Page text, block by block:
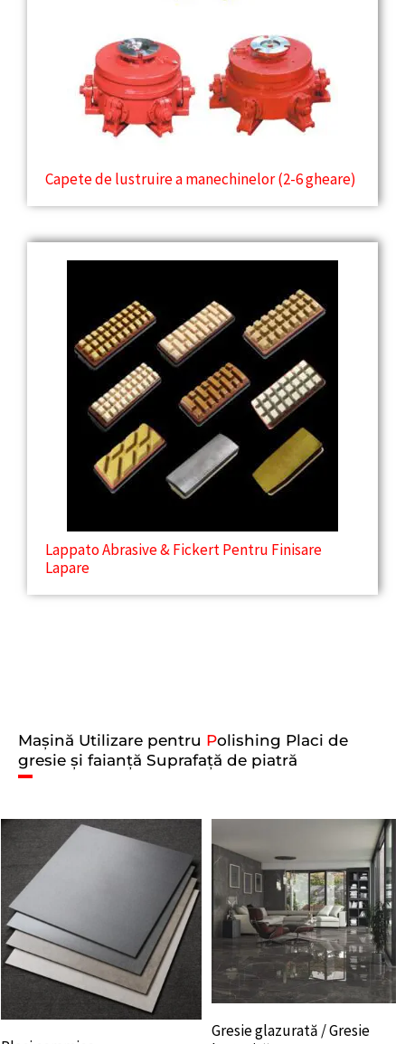
Capete de lustruire a manechinelor (2-6 gheare)
Lappato Abrasive & Fickert Pentru Finisare
Lapare
Mașină Utilizare pentru Polishing Placi de
gresie și faianță Suprafață de piatră
Gresie glazurată / Gresie